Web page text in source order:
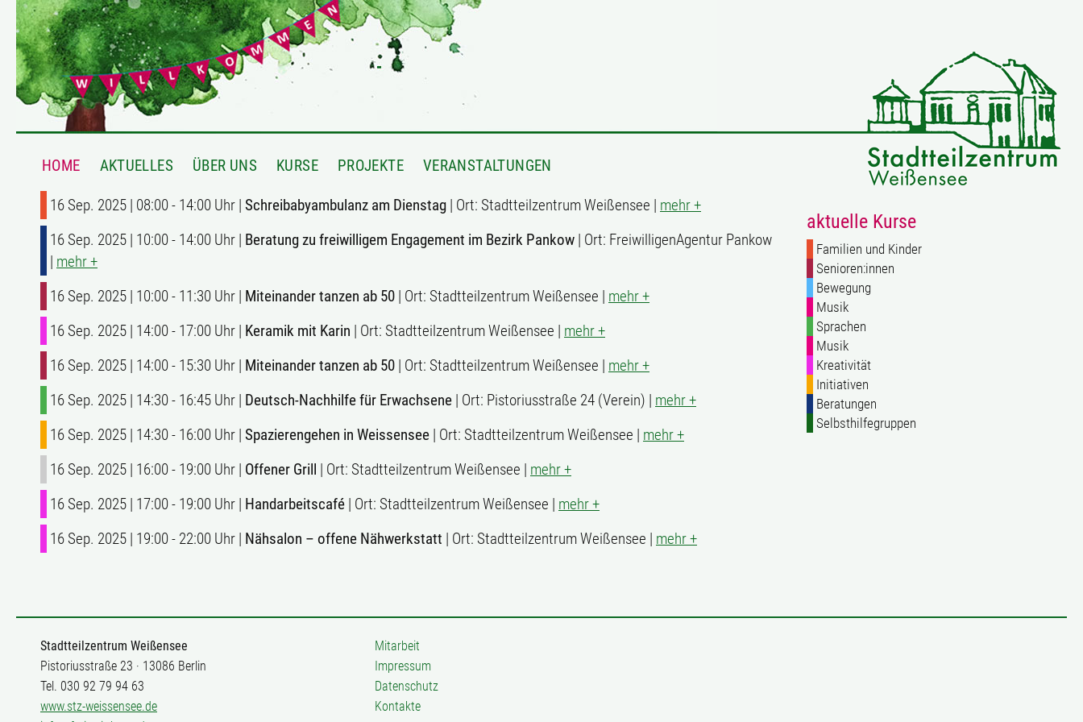
HOME AKTUELLES ÜBER UNS KURSE PROJEKTE VERANSTALTUNGEN
16 Sep. 2025 | 08:00 - 14:00 Uhr | Schreibabyambulanz am Dienstag | Ort: Stadtteilzentrum Weißensee | mehr +
16 Sep. 2025 | 10:00 - 14:00 Uhr | Beratung zu freiwilligem Engagement im Bezirk Pankow | Ort: FreiwilligenAgentur Pankow
| mehr +
16 Sep. 2025 | 10:00 - 11:30 Uhr | Miteinander tanzen ab 50 | Ort: Stadtteilzentrum Weißensee | mehr +
16 Sep. 2025 | 14:00 - 17:00 Uhr | Keramik mit Karin | Ort: Stadtteilzentrum Weißensee | mehr +
16 Sep. 2025 | 14:00 - 15:30 Uhr | Miteinander tanzen ab 50 | Ort: Stadtteilzentrum Weißensee | mehr +
16 Sep. 2025 | 14:30 - 16:45 Uhr | Deutsch-Nachhilfe für Erwachsene | Ort: Pistoriusstraße 24 (Verein) | mehr +
16 Sep. 2025 | 14:30 - 16:00 Uhr | Spazierengehen in Weissensee | Ort: Stadtteilzentrum Weißensee | mehr +
16 Sep. 2025 | 16:00 - 19:00 Uhr | Offener Grill | Ort: Stadtteilzentrum Weißensee | mehr +
16 Sep. 2025 | 17:00 - 19:00 Uhr | Handarbeitscafé | Ort: Stadtteilzentrum Weißensee | mehr +
16 Sep. 2025 | 19:00 - 22:00 Uhr | Nähsalon – offene Nähwerkstatt | Ort: Stadtteilzentrum Weißensee | mehr +
aktuelle Kurse
Familien und Kinder
Senioren:innen
Bewegung
Musik
Sprachen
Musik
Kreativität
Initiativen
Beratungen
Selbsthilfegruppen
Stadtteilzentrum Weißensee
Pistoriusstraße 23 · 13086 Berlin
Tel. 030 92 79 94 63
www.stz-weissensee.de
Mitarbeit
Impressum
Datenschutz
Kontakte